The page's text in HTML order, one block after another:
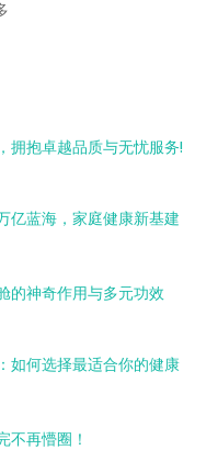
拥抱卓越品质与无忧服务!
亿蓝海，家庭健康新基建
的神奇作用与多元功效
如何选择最适合你的健康
不再懵圈！